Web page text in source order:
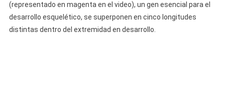
(representado en magenta en el video), un gen esencial para el
desarrollo esquelético, se superponen en cinco longitudes
distintas dentro del extremidad en desarrollo.